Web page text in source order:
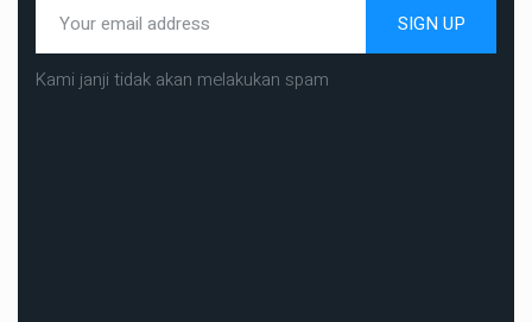
SIGN UP
Kami janji tidak akan melakukan spam